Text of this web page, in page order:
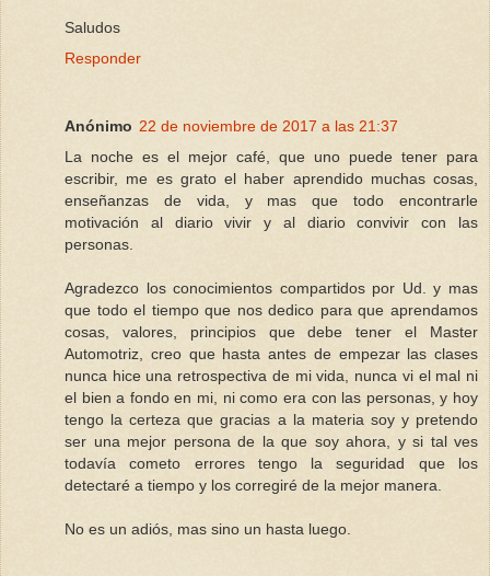
Saludos
Responder
Anónimo 22 de noviembre de 2017 a las 21:37
La noche es el mejor café, que uno puede tener para
escribir, me es grato el haber aprendido muchas cosas,
enseñanzas de vida, y mas que todo encontrarle
motivación al diario vivir y al diario convivir con las
personas.
Agradezco los conocimientos compartidos por Ud. y mas
que todo el tiempo que nos dedico para que aprendamos
cosas, valores, principios que debe tener el Master
Automotriz, creo que hasta antes de empezar las clases
nunca hice una retrospectiva de mi vida, nunca vi el mal ni
el bien a fondo en mi, ni como era con las personas, y hoy
tengo la certeza que gracias a la materia soy y pretendo
ser una mejor persona de la que soy ahora, y si tal ves
todavía cometo errores tengo la seguridad que los
detectaré a tiempo y los corregiré de la mejor manera.
No es un adiós, mas sino un hasta luego.